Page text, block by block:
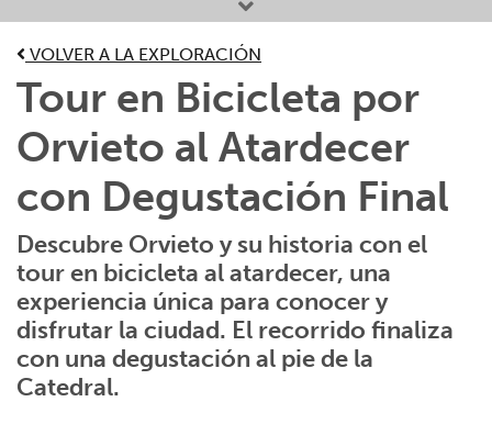
Favourites
VOLVER A LA EXPLORACIÓN
Tour en Bicicleta por
Orvieto al Atardecer
con Degustación Final
Descubre Orvieto y su historia con el
tour en bicicleta al atardecer, una
experiencia única para conocer y
disfrutar la ciudad. El recorrido finaliza
con una degustación al pie de la
Catedral.